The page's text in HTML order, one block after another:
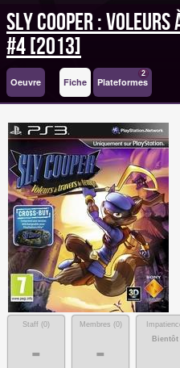
Sly Cooper :
#4 [2013]
Oeuvre Fiche Plateformes
2
Staff (0)
-
Membres (0)
-
Bientôt